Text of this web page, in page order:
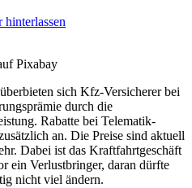
hinterlassen
Pixabay
sich Kfz-Versicherer bei
durch die
Rabatte bei Telematik-
an. Die Preise sind aktuell
Dabei ist das Kraftfahrtgeschäft
ein Verlustbringer, daran dürfte
nicht viel ändern.